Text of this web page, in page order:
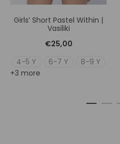
Girls’ Short Pastel Within |
Vasiliki
€25,00
4-5 Y
6-7 Y
8-9 Y
+3 more